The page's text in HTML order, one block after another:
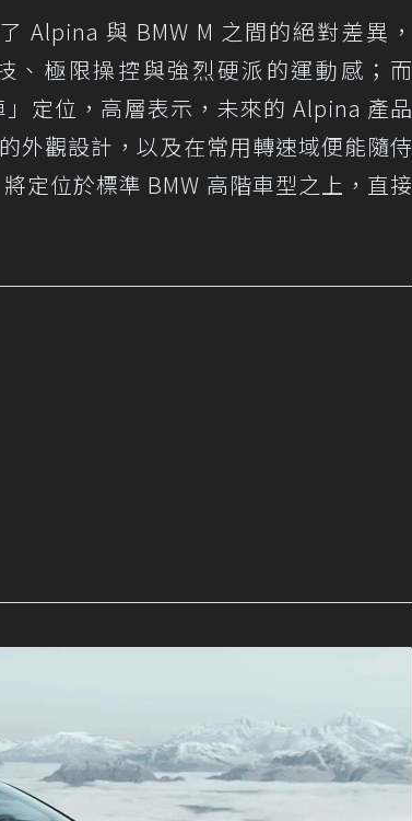
Alpina 與 BMW M 之間的絕對差異，
、極限操控與強烈硬派的運動感；而
定位，高層表示，未來的 Alpina 產品
外觀設計，以及在常用轉速域便能隨侍
定位於標準 BMW 高階車型之上，直接